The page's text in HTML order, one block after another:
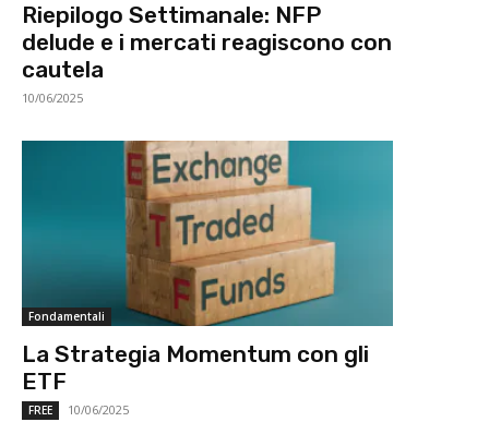
Riepilogo Settimanale: NFP
delude e i mercati reagiscono con
cautela
10/06/2025
Fondamentali
La Strategia Momentum con gli
ETF
FREE 10/06/2025